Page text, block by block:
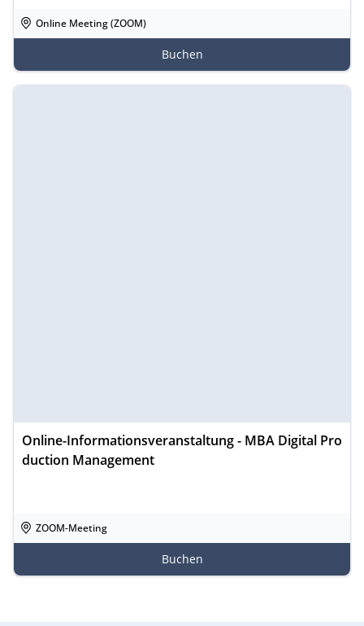
Online Meeting (ZOOM)
Buchen
Online-Informationsveranstaltung - MBA Digital Pro
duction Management
ZOOM-Meeting
Buchen